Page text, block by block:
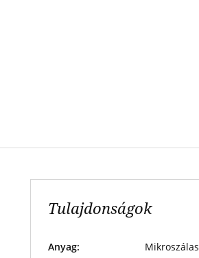
Tulajdonságok
Anyag:
Mikroszálas